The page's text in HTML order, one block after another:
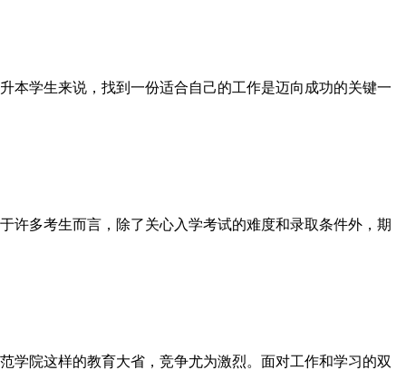
本学生来说，找到一份适合自己的工作是迈向成功的关键一
许多考生而言，除了关心入学考试的难度和录取条件外，期
学院这样的教育大省，竞争尤为激烈。面对工作和学习的双